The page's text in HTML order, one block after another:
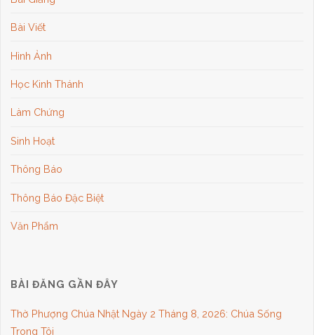
Bài Viết
Hình Ảnh
Học Kinh Thánh
Làm Chứng
Sinh Hoạt
Thông Báo
Thông Báo Đặc Biệt
Văn Phẩm
BÀI ĐĂNG GẦN ĐÂY
Thờ Phượng Chúa Nhật Ngày 2 Tháng 8, 2026: Chúa Sống
Trong Tôi